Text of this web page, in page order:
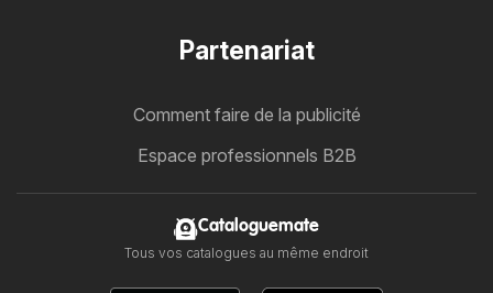
Partenariat
Comment faire de la publicité
Espace professionnels B2B
Cataloguemate
Tous vos catalogues au même endroit